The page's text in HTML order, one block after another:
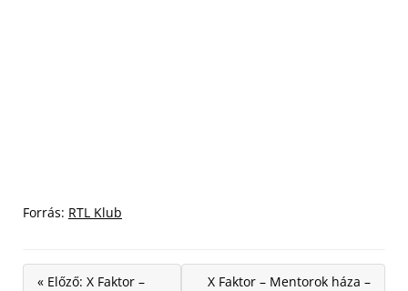
Forrás: RTL Klub
« Előző: X Faktor –
X Faktor – Mentorok háza –